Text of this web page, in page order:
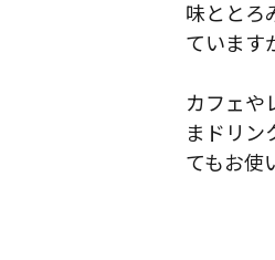
味ととろ
ています
カフェや
まドリン
てもお使